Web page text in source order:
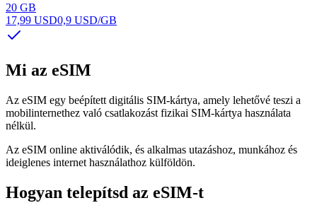
20 GB
17,99 USD0,9 USD/GB
Mi az eSIM
Az eSIM egy beépített digitális SIM-kártya, amely lehetővé teszi a
mobilinternethez való csatlakozást fizikai SIM-kártya használata
nélkül.
Az eSIM online aktiválódik, és alkalmas utazáshoz, munkához és
ideiglenes internet használathoz külföldön.
Hogyan telepítsd az eSIM-t